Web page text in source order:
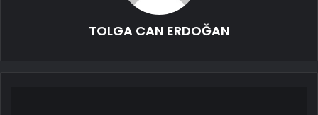
TOLGA CAN ERDOĞAN